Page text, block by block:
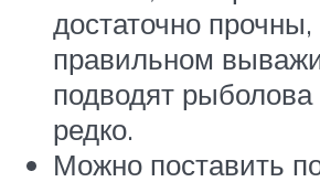
достаточно
правильном
подводят рыболова
редко.
Можно поставить